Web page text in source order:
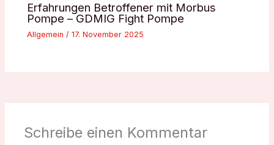
Erfahrungen Betroffener mit Morbus
Pompe – GDMIG Fight Pompe
Allgemein /17. November 2025
Schreibe einen Kommentar